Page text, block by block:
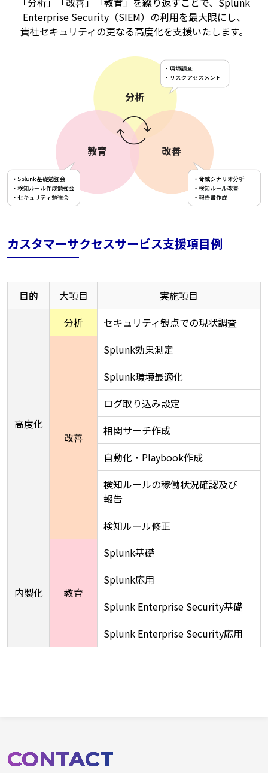
Enterprise Security（SIEM）の利用を最大限にし、
貴社セキュリティの更なる高度化を支援いたします。
カスタマーサクセスサービス支援項目例
目的 大項目 実施項目
高度化
分析 セキュリティ観点での現状調査
改善
Splunk効果測定
Splunk環境最適化
ログ取り込み設定
相関サーチ作成
自動化・Playbook作成
検知ルールの稼働状況確認及び
報告
検知ルール修正
内製化 教育
Splunk基礎
Splunk応用
Splunk Enterprise Security基礎
Splunk Enterprise Security応用
CONTACT